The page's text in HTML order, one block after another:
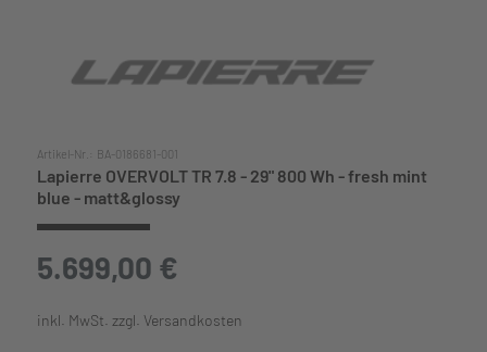
Artikel-Nr.: BA-0186681-001
Lapierre OVERVOLT TR 7.8 - 29" 800 Wh - fresh mint
blue - matt&glossy
5.699,00 €
inkl. MwSt. zzgl. Versandkosten